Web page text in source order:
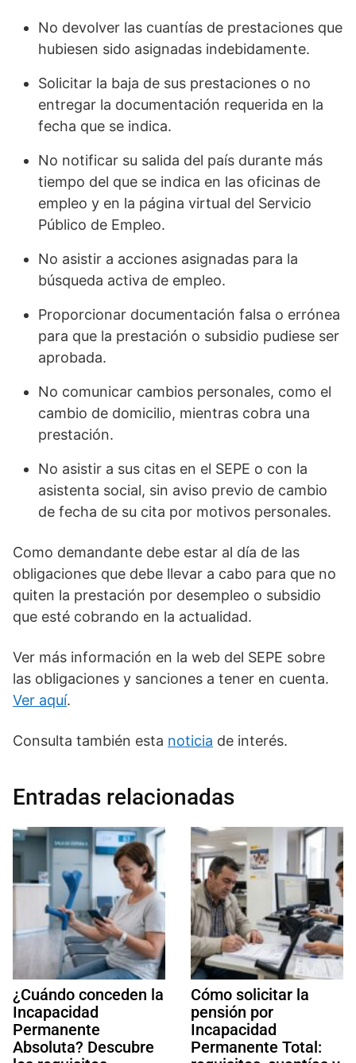
No devolver las cuantías de prestaciones que
hubiesen sido asignadas indebidamente.
Solicitar la baja de sus prestaciones o no
entregar la documentación requerida en la
fecha que se indica.
No notificar su salida del país durante más
tiempo del que se indica en las oficinas de
empleo y en la página virtual del Servicio
Público de Empleo.
No asistir a acciones asignadas para la
búsqueda activa de empleo.
Proporcionar documentación falsa o errónea
para que la prestación o subsidio pudiese ser
aprobada.
No comunicar cambios personales, como el
cambio de domicilio, mientras cobra una
prestación.
No asistir a sus citas en el SEPE o con la
asistenta social, sin aviso previo de cambio
de fecha de su cita por motivos personales.
Como demandante debe estar al día de las
obligaciones que debe llevar a cabo para que no
quiten la prestación por desempleo o subsidio
que esté cobrando en la actualidad.
Ver más información en la web del SEPE sobre
las obligaciones y sanciones a tener en cuenta.
Ver aquí.
Consulta también esta noticia de interés.
Entradas relacionadas
¿Cuándo conceden la
Incapacidad
Permanente
Absoluta? Descubre
Cómo solicitar la
pensión por
Incapacidad
Permanente Total: